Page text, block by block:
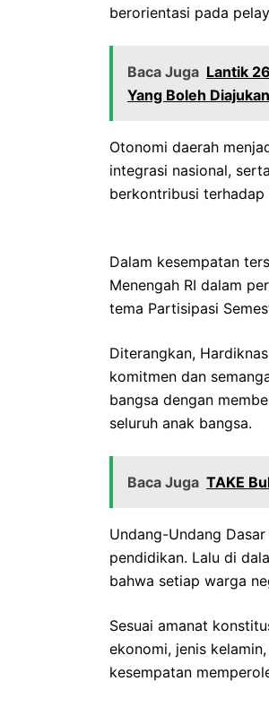
berorientasi pada
Baca Juga Lantik
Yang Boleh Diajukan
Otonomi daerah
integrasi nasional,
berkontribusi terhadap
Dalam kesempatan
Menengah RI dalam
tema Partisipasi
Diterangkan,
komitmen dan
bangsa dengan
seluruh anak bangsa.
Baca Juga TAKE
Undang-Undang
pendidikan. Lalu di
bahwa setiap warga
Sesuai amanat
ekonomi, jenis
kesempatan